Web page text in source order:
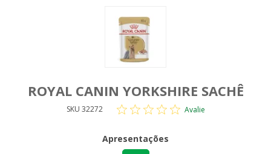
ROYAL CANIN YORKSHIRE SACHÊ
SKU 32272 Avalie
Apresentações